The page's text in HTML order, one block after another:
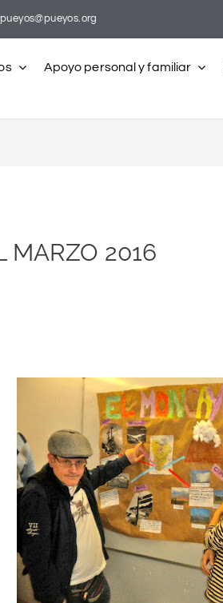
pueyos@pueyos.org
Apoyo personal y familiar
MARZO 2016